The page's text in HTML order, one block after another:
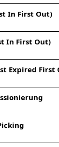
In First Out)
In First Out)
Expired First